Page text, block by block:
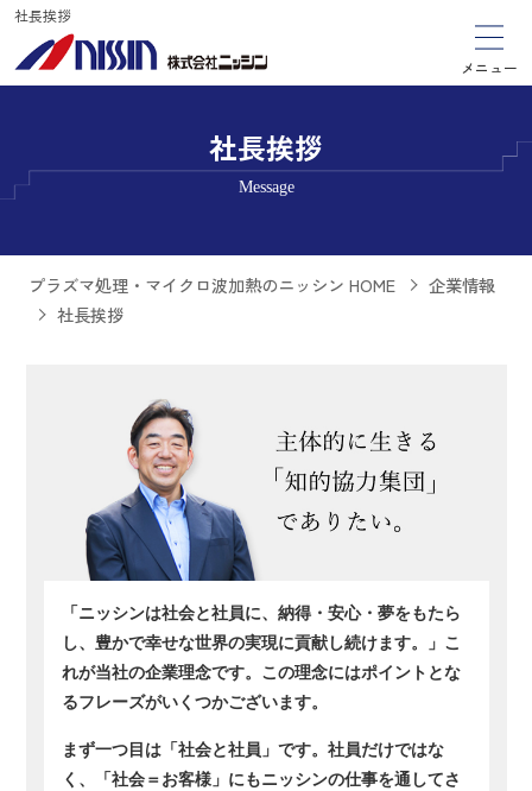
社長挨拶
メニュー
社長挨拶
Message
プラズマ処理・マイクロ波加熱のニッシン HOME
企業情報
社長挨拶
「ニッシンは社会と社員に、納得・安心・夢をもたら
し、豊かで幸せな世界の実現に貢献し続けます。」こ
れが当社の企業理念です。この理念にはポイントとな
るフレーズがいくつかございます。
まず一つ目は「社会と社員」です。社員だけではな
く、「社会＝お客様」にもニッシンの仕事を通してさ